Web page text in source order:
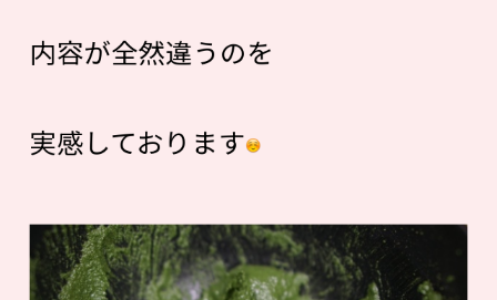
内容が全然違うのを
実感しております